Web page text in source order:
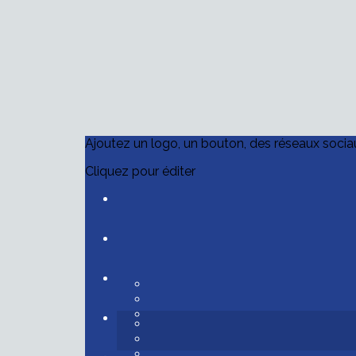
Ajoutez un logo, un bouton, des réseaux
Cliquez pour éditer